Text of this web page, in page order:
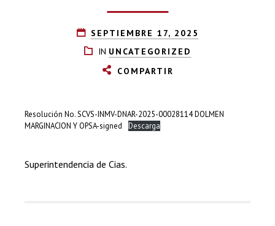
SEPTIEMBRE 17, 2025
IN UNCATEGORIZED
COMPARTIR
Resolución No. SCVS-INMV-DNAR-2025-00028114 DOLMEN
MARGINACION Y OPSA-signed
Descarga
Superintendencia de Cias.